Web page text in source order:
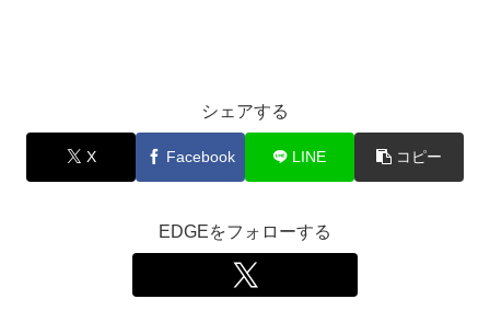
シェアする
X Facebook LINE コピー
EDGEをフォローする